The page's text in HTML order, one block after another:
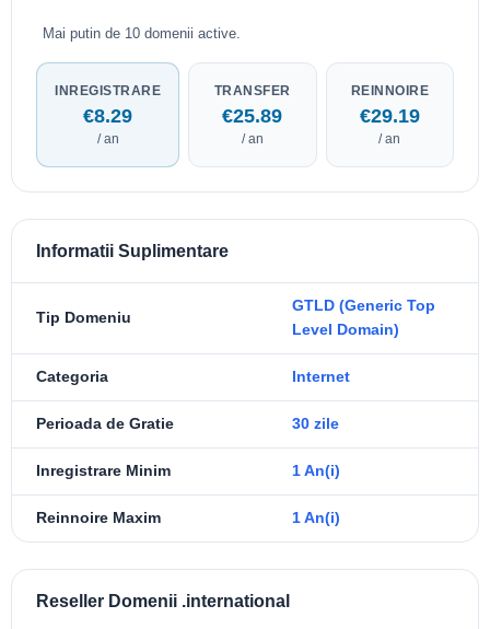
Mai putin de 10 domenii active.
INREGISTRARE
€8.29
/ an
TRANSFER
€25.89
/ an
REINNOIRE
€29.19
/ an
Informatii Suplimentare
Tip Domeniu
GTLD (Generic Top
Level Domain)
Categoria Internet
Perioada de Gratie 30 zile
Inregistrare Minim 1 An(i)
Reinnoire Maxim 1 An(i)
Reseller Domenii .international